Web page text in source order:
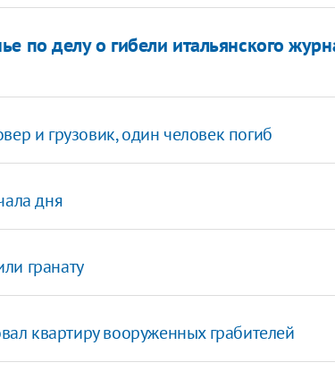
по делу о гибели итальянского
и грузовик, один человек погиб
дня
гранату
квартиру вооруженных грабителей